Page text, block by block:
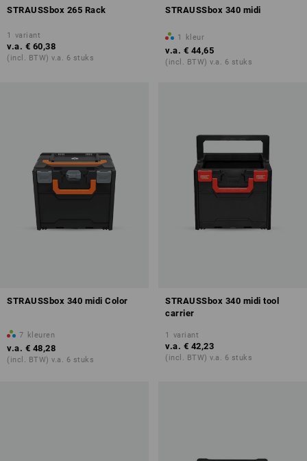
STRAUSSbox 265 Rack
1 variant
v.a. € 60,38
(incl. BTW) v.a. 6 stuks
STRAUSSbox 340 midi
1 kleur
v.a. € 44,65
(incl. BTW) v.a. 6 stuks
STRAUSSbox 340 midi Color
7 kleuren
v.a. € 48,28
(incl. BTW) v.a. 6 stuks
STRAUSSbox 340 midi tool
carrier
1 variant
v.a. € 42,23
(incl. BTW) v.a. 6 stuks